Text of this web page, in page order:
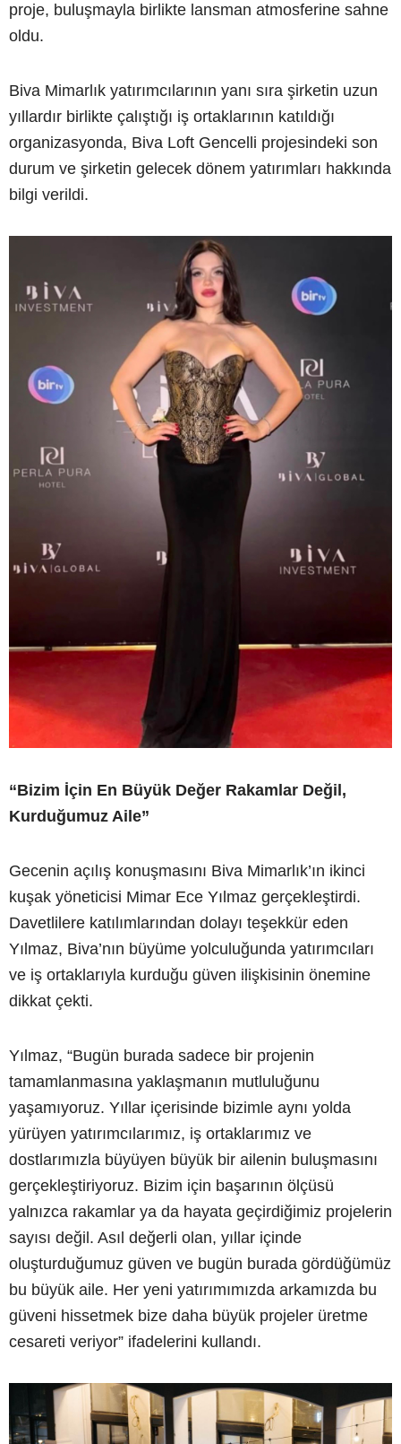
proje, buluşmayla birlikte lansman atmosferine sahne
oldu.
Biva Mimarlık yatırımcılarının yanı sıra şirketin uzun
yıllardır birlikte çalıştığı iş ortaklarının katıldığı
organizasyonda, Biva Loft Gencelli projesindeki son
durum ve şirketin gelecek dönem yatırımları hakkında
bilgi verildi.
“Bizim İçin En Büyük Değer Rakamlar Değil,
Kurduğumuz Aile”
Gecenin açılış konuşmasını Biva Mimarlık’ın ikinci
kuşak yöneticisi Mimar Ece Yılmaz gerçekleştirdi.
Davetlilere katılımlarından dolayı teşekkür eden
Yılmaz, Biva’nın büyüme yolculuğunda yatırımcıları
ve iş ortaklarıyla kurduğu güven ilişkisinin önemine
dikkat çekti.
Yılmaz, “Bugün burada sadece bir projenin
tamamlanmasına yaklaşmanın mutluluğunu
yaşamıyoruz. Yıllar içerisinde bizimle aynı yolda
yürüyen yatırımcılarımız, iş ortaklarımız ve
dostlarımızla büyüyen büyük bir ailenin buluşmasını
gerçekleştiriyoruz. Bizim için başarının ölçüsü
yalnızca rakamlar ya da hayata geçirdiğimiz projelerin
sayısı değil. Asıl değerli olan, yıllar içinde
oluşturduğumuz güven ve bugün burada gördüğümüz
bu büyük aile. Her yeni yatırımımızda arkamızda bu
güveni hissetmek bize daha büyük projeler üretme
cesareti veriyor” ifadelerini kullandı.